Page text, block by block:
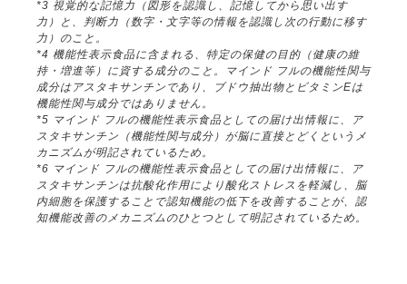
*3 視覚的な記憶力（図形を認識し、記憶してから思い出す
力）と、判断力（数字・文字等の情報を認識し次の行動に移す
力）のこと。
*4 機能性表示食品に含まれる、特定の保健の目的（健康の維
持・増進等）に資する成分のこと。マインド フルの機能性関与
成分はアスタキサンチンであり、ブドウ抽出物とビタミンEは
機能性関与成分ではありません。
*5 マインド フルの機能性表示食品としての届け出情報に、ア
スタキサンチン（機能性関与成分）が脳に直接とどくというメ
カニズムが明記されているため。
*6 マインド フルの機能性表示食品としての届け出情報に、ア
スタキサンチンは抗酸化作用により酸化ストレスを軽減し、脳
内細胞を保護することで認知機能の低下を改善することが、認
知機能改善のメカニズムのひとつとして明記されているため。